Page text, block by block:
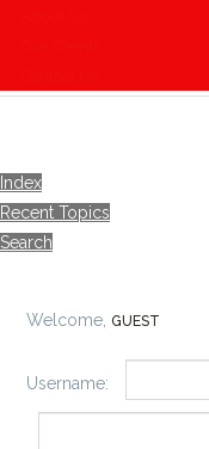
Index
Recent Topics
Search
Welcome, GUEST
Username: